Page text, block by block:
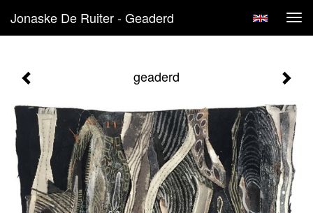
Jonaske De Ruiter - Geaderd
geaderd